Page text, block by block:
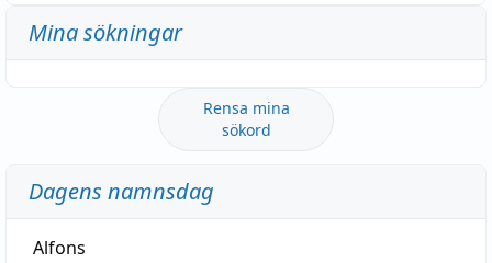
Mina sökningar
Rensa mina
sökord
Dagens namnsdag
Alfons